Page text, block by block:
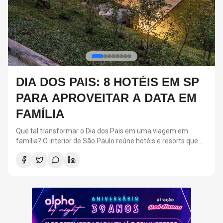
6 ARTISTAS DO COALA
FESTIVAL 2026 QUE JÁ
VENCERAM O GRAMMY LATINO
Neste ano, o Coala Festival acontece nos próximos dias 12 e
13 de setembro, no Memorial da América Latina